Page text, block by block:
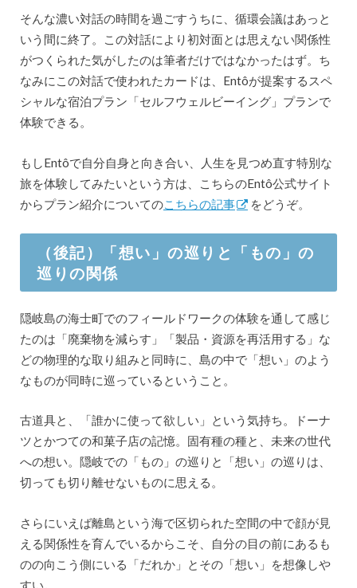
そんな濃い対話の時間を過ごすうちに、循環会議はあっと
いう間に終了。この対話により初対面とは思えない関係性
がつくられた気がしたのは筆者だけではなかったはず。ち
なみにこの対話で使われたカードは、Entôが提案するスペ
シャルな宿泊プラン「セルフウェルビーイング」プランで
体験できる。
もしEntôで自分自身と向き合い、人生を見つめ直す特別な
旅を体験してみたいという方は、こちらのEntô公式サイト
からプラン紹介についてのこちらの記事 をどうぞ。
（後記）「想い」の巡りと「もの」の
巡りの関係
隠岐島の海士町でのフィールドワークの体験を通して感じ
たのは「廃棄物を減らす」「製品・資源を再活用する」な
どの物理的な取り組みと同時に、島の中で「想い」のよう
なものが同時に巡っているということ。
古道具と、「誰かに使って欲しい」という気持ち。ドーナ
ツとかつての和菓子店の記憶。固有種の種と、未来の世代
への想い。隠岐での「もの」の巡りと「想い」の巡りは、
切っても切り離せないものに思える。
さらにいえば離島という海で区切られた空間の中で顔が見
える関係性を育んでいるからこそ、自分の目の前にあるも
のの向こう側にいる「だれか」とその「想い」を想像しや
すい。